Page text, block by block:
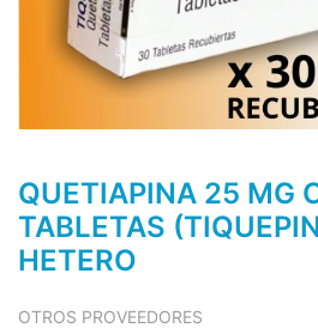
QUETIAPINA 25 MG
TABLETAS
HETERO
OTROS PROVEEDORES